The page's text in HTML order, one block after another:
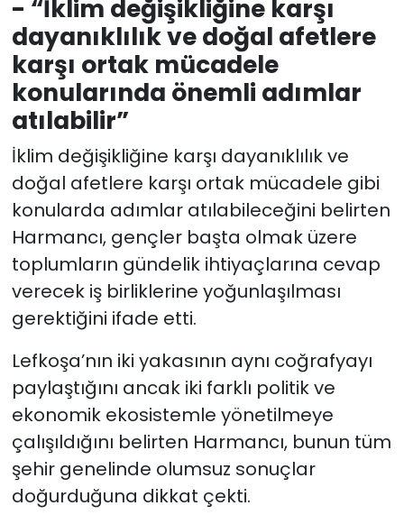
- “İklim değişikliğine karşı
dayanıklılık ve doğal afetlere
karşı ortak mücadele
konularında önemli adımlar
atılabilir”
İklim değişikliğine karşı dayanıklılık ve
doğal afetlere karşı ortak mücadele gibi
konularda adımlar atılabileceğini belirten
Harmancı, gençler başta olmak üzere
toplumların gündelik ihtiyaçlarına cevap
verecek iş birliklerine yoğunlaşılması
gerektiğini ifade etti.
Lefkoşa’nın iki yakasının aynı coğrafyayı
paylaştığını ancak iki farklı politik ve
ekonomik ekosistemle yönetilmeye
çalışıldığını belirten Harmancı, bunun tüm
şehir genelinde olumsuz sonuçlar
doğurduğuna dikkat çekti.